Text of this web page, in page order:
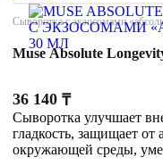
Сыворотка с экзосомами
Muse Absolute
36 140 ₸
Сыворотка улучшает
гладкость, защищает от
окружающей среды,